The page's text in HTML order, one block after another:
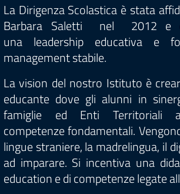
La Dirigenza Scolastica è stata
Barbara Saletti nel 2012 e
una leadership educativa e
management stabile.
La vision del nostro Istituto è
educante dove gli alunni in
famiglie ed Enti Territoriali
competenze fondamentali.
lingue straniere, la madrelingua, il
ad imparare. Si incentiva una
education e di competenze legate